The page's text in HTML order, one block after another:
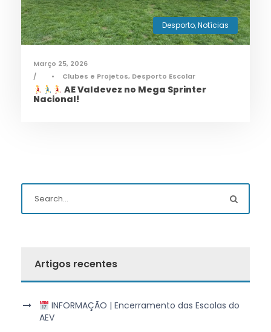
Desporto,Notícias
Março 25, 2026
•
Clubes e Projetos, Desporto Escolar
AE Valdevez no Mega Sprinter
Nacional!
Artigos recentes
INFORMAÇÃO | Encerramento das Escolas do
AEV